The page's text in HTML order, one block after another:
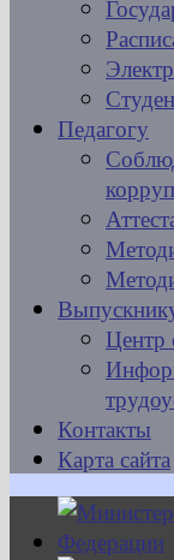
Педагогу
Центр
Контакты
Карта сайта